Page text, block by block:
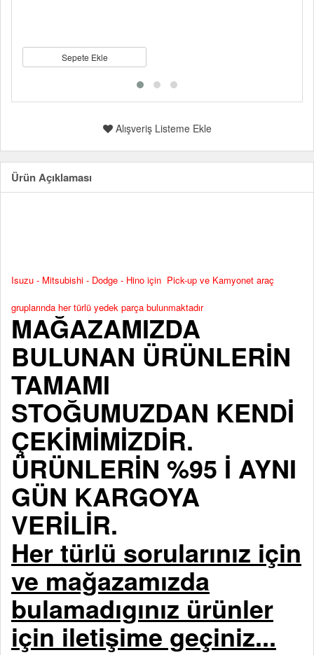
Sepete Ekle
Alışveriş Listeme Ekle
Ürün Açıklaması
Isuzu - Mitsubishi - Dodge - Hino için Pick-up ve Kamyonet araç
gruplarında her türlü yedek parça bulunmaktadır
MAĞAZAMIZDA
BULUNAN ÜRÜNLERİN
TAMAMI
STOĞUMUZDAN KENDİ
ÇEKİMİMİZDİR.
ÜRÜNLERİN %95 İ AYNI
GÜN KARGOYA
VERİLİR.
Her türlü sorularınız için
ve mağazamızda
bulamadıgınız ürünler
için iletişime geçiniz...